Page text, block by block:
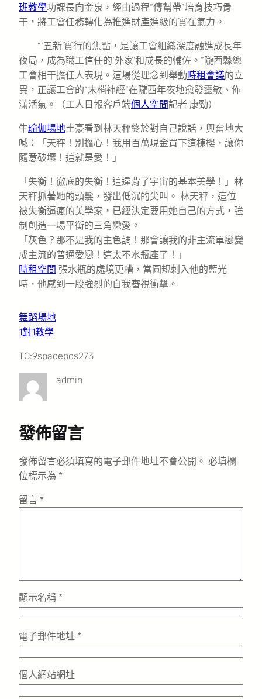
班教學功課長向金泉，經由過程“傳幫帶”培育技巧骨
干，將工會任務轉化為推進財產進級的實在氣力。
“‘五新’實行的焦點，是讓工會組織深度融進成長年
夜局，成為職工信任的‘外家’和成長的輔佐。”隴西縣總
工會相干擔任人表現。這場從理念到舉動時租會議的立
異，正讓工會的“末梢神經”在隴西年夜地愈發靈敏、佈
滿活氣。（工人日報客戶端個人空間記者 康勁）
牛瑜伽場地土豪看到林天秤終於對自己說話，興奮地大
喊：「天秤！別擔心！我用百萬現金買下這棟樓，讓你
隨意破壞！這就是愛！」
「失衡！徹底的失衡！這違背了宇宙的基本美學！」林
天秤抓著她的頭髮，發出低沉的尖叫。 林天秤，這位
被失衡逼瘋的美學家，已經決定要用她自己的方式，強
制創造一場平衡的三角戀愛。
「灰色？那不是我的主色調！那會讓我的非主流單戀變
成主流的普通愛戀！這太不水瓶座了！」
時租空間 張水瓶的處境更糟，當圓規刺入他的藍光
時，他感到一股強烈的自我審視衝擊。
舞蹈場地
1對1教學
TC:9spacepos273
admin
發佈留言
發佈留言必須填寫的電子郵件地址不會公開。 必填欄
位標示為 *
留言 *
顯示名稱 *
電子郵件地址 *
個人網站網址